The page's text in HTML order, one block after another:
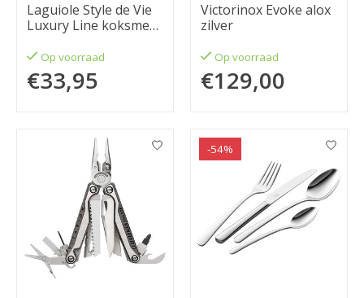
Laguiole Style de Vie
Luxury Line koksmes
Op voorraad
€33,95
Victorinox Evoke alox
zilver
Op voorraad
€129,00
-54%